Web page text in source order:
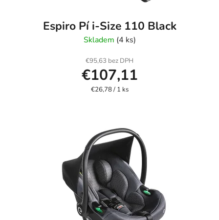
Espiro Pí i-Size 110 Black
Skladem (4 ks)
€95,63 bez DPH
€107,11
Jednotková
€26,78 / 1 ks